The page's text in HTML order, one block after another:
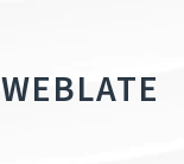
WEBLATE